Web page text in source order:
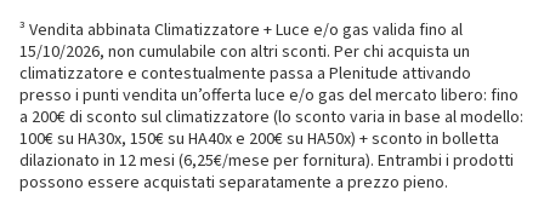
³ Vendita abbinata Climatizzatore + Luce e/o gas valida fino al
15/10/2026, non cumulabile con altri sconti. Per chi acquista un
climatizzatore e contestualmente passa a Plenitude attivando
presso i punti vendita un’offerta luce e/o gas del mercato libero: fino
a 200€ di sconto sul climatizzatore (lo sconto varia in base al modello:
100€ su HA30x, 150€ su HA40x e 200€ su HA50x) + sconto in bolletta
dilazionato in 12 mesi (6,25€/mese per fornitura). Entrambi i prodotti
possono essere acquistati separatamente a prezzo pieno.